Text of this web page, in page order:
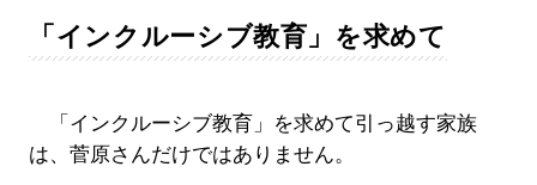
「インクルーシブ教育」を求めて
「インクルーシブ教育」を求めて引っ越す家族
は、菅原さんだけではありません。